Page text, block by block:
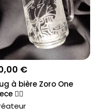
€
à bière Zoro One
🏴‍☠️